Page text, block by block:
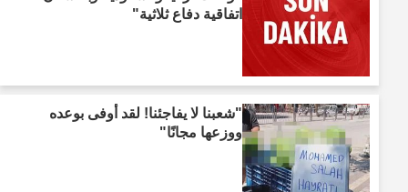
اتفاقية دفاع ثلاثية"
"شعبنا لا يفاجئنا! لقد أوفى بوعده
ووزعها مجانًا"